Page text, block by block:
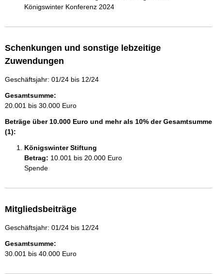
Königswinter Konferenz 2024
Schenkungen und sonstige lebzeitige
Zuwendungen
Geschäftsjahr: 01/24 bis 12/24
Gesamtsumme:
20.001 bis 30.000 Euro
Beträge über 10.000 Euro und mehr als 10% der Gesamtsumme
(1):
Königswinter Stiftung
Betrag: 10.001 bis 20.000 Euro
Spende
Mitgliedsbeiträge
Geschäftsjahr: 01/24 bis 12/24
Gesamtsumme:
30.001 bis 40.000 Euro